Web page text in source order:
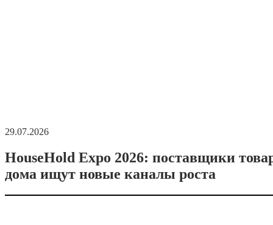
29.07.2026
HouseHold Expo 2026: поставщики
дома ищут новые каналы роста